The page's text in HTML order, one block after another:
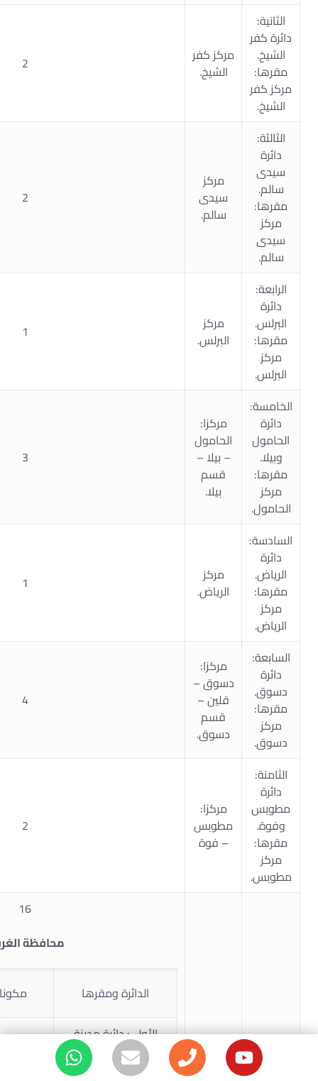
الثانية:
دائرة كفر
الشيخ.
مقرها:
مركز كفر
الشيخ.
مركز كفر
الشيخ.
2
الثالثة:
دائرة
سيدى
سالم.
مقرها:
مركز
سيدى
سالم.
مركز
سيدى
سالم.
2
الرابعة:
دائرة
البرلس.
مقرها:
مركز
البرلس.
مركز
البرلس.
1
الخامسة:
دائرة
الحامول
وبيلا.
مقرها:
مركز
الحامول.
مركزا:
الحامول
– بيلا –
قسم
بيلا.
3
السادسة:
دائرة
الرياض.
مقرها:
مركز
الرياض.
مركز
الرياض.
1
السابعة:
دائرة
دسوق.
مقرها:
مركز
دسوق.
مركزا:
دسوق –
قلين –
قسم
دسوق.
4
الثامنة:
دائرة
مطوبس
وفوة.
مقرها:
مركز
مطوبس.
مركزا:
مطوبس
– فوة
2
16
محافظة
الدائرة ومقرها
الأولى: دائرة مدينة
طنطا.
مقرها: قسم أول